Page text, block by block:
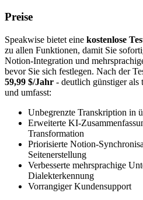
Preise
Speakwise bietet eine kostenlose
zu allen Funktionen, damit Sie
Notion-Integration und
bevor Sie sich festlegen. Nach der
59,99 $/Jahr - deutlich günstiger als
und umfasst:
Unbegrenzte Transkription in
Erweiterte KI-
Transformation
Priorisierte Notion-
Seitenerstellung
Verbesserte mehrsprachige
Dialekterkennung
Vorrangiger Kundensupport